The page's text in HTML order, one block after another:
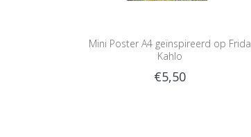
Mini Poster A4 geïnspireerd op Frida
Kahlo
€5,50